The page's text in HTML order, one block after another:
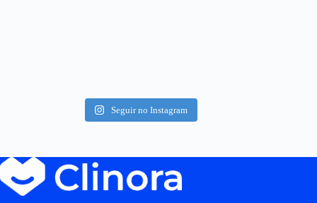
Seguir no Instagram